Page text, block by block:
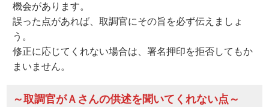
機会があります。
誤った点があれば、取調官にその旨を必ず伝えましょ
う。
修正に応じてくれない場合は、署名押印を拒否してもか
まいません。
～取調官がＡさんの供述を聞いてくれない点～